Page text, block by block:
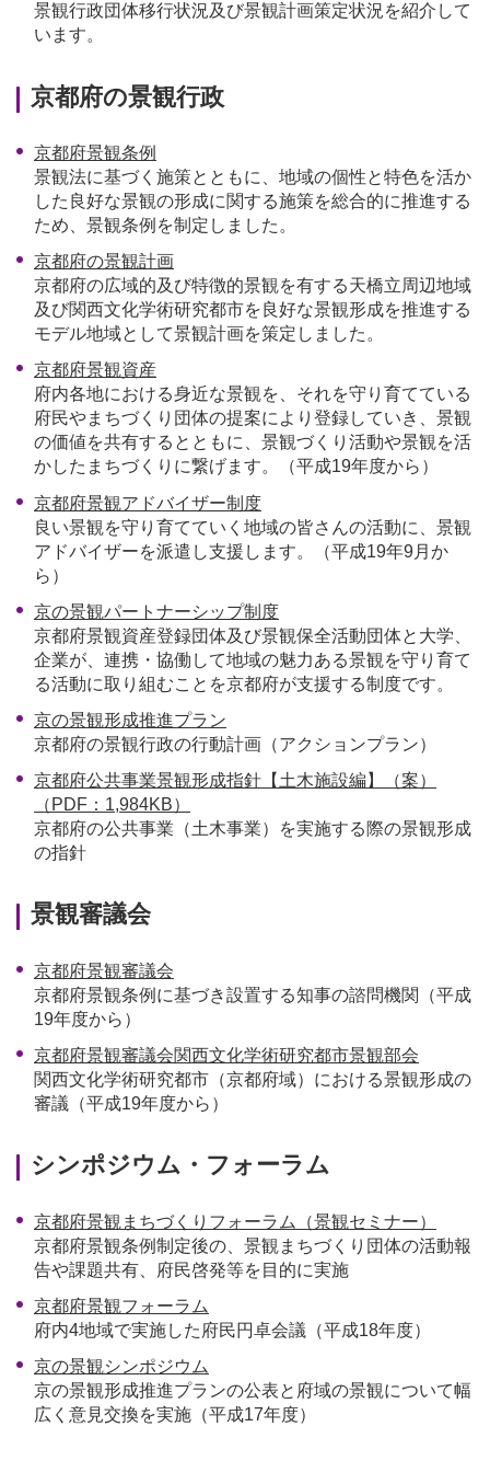
景観行政団体移行状況及び景観計画策定状況を紹介して
います。
京都府の景観行政
京都府景観条例
景観法に基づく施策とともに、地域の個性と特色を活か
した良好な景観の形成に関する施策を総合的に推進する
ため、景観条例を制定しました。
京都府の景観計画
京都府の広域的及び特徴的景観を有する天橋立周辺地域
及び関西文化学術研究都市を良好な景観形成を推進する
モデル地域として景観計画を策定しました。
京都府景観資産
府内各地における身近な景観を、それを守り育てている
府民やまちづくり団体の提案により登録していき、景観
の価値を共有するとともに、景観づくり活動や景観を活
かしたまちづくりに繋げます。（平成19年度から）
京都府景観アドバイザー制度
良い景観を守り育てていく地域の皆さんの活動に、景観
アドバイザーを派遣し支援します。（平成19年9月か
ら）
京の景観パートナーシップ制度
京都府景観資産登録団体及び景観保全活動団体と大学、
企業が、連携・協働して地域の魅力ある景観を守り育て
る活動に取り組むことを京都府が支援する制度です。
京の景観形成推進プラン
京都府の景観行政の行動計画（アクションプラン）
京都府公共事業景観形成指針【土木施設編】（案）
（PDF：1,984KB）
京都府の公共事業（土木事業）を実施する際の景観形成
の指針
景観審議会
京都府景観審議会
京都府景観条例に基づき設置する知事の諮問機関（平成
19年度から）
京都府景観審議会関西文化学術研究都市景観部会
関西文化学術研究都市（京都府域）における景観形成の
審議（平成19年度から）
シンポジウム・フォーラム
京都府景観まちづくりフォーラム（景観セミナー）
京都府景観条例制定後の、景観まちづくり団体の活動報
告や課題共有、府民啓発等を目的に実施
京都府景観フォーラム
府内4地域で実施した府民円卓会議（平成18年度）
京の景観シンポジウム
京の景観形成推進プランの公表と府域の景観について幅
広く意見交換を実施（平成17年度）